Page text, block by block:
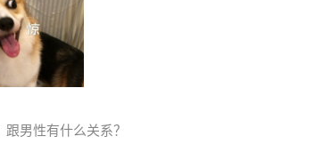
跟男性有什么关系？